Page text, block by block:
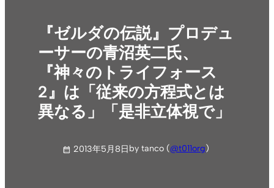
『ゼルダの伝説』プロデュ
ーサーの青沼英二氏、
『神々のトライフォース
2』は「従来の方程式とは
異なる」「是非立体視で」
2013年5月8日by tanco (@t011org)